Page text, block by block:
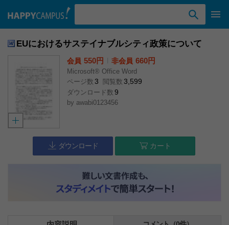
EUにおけるサステイナブルシティ政策について
会員 550円 非会員 660円
Microsoft® Office Word
ページ数 3 閲覧数 3,599
ダウンロード数 9
by awabi0123456
ダウンロード カート